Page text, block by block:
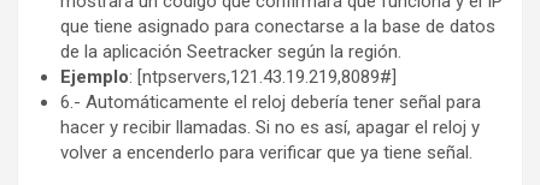
que tiene asignado para conectarse a la base de datos
de la aplicación Seetracker según la región.
Ejemplo: [ntpservers,121.43.19.219,8089#]
6.- Automáticamente el reloj debería tener señal para
hacer y recibir llamadas. Si no es así, apagar el reloj y
volver a encenderlo para verificar que ya tiene señal.